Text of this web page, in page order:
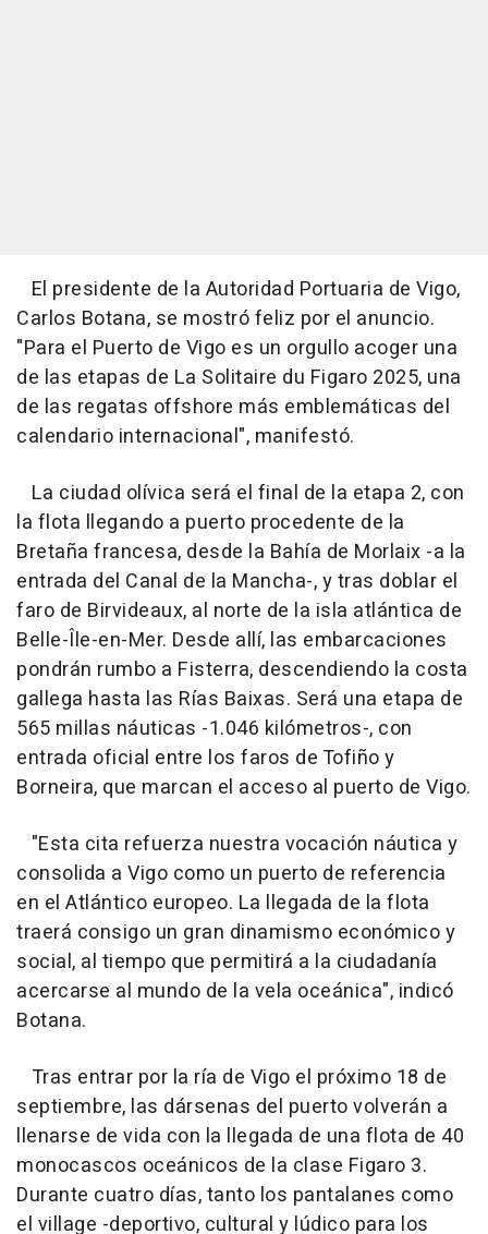
El presidente de la Autoridad Portuaria de Vigo,
Carlos Botana, se mostró feliz por el anuncio.
"Para el Puerto de Vigo es un orgullo acoger una
de las etapas de La Solitaire du Figaro 2025, una
de las regatas offshore más emblemáticas del
calendario internacional", manifestó.
La ciudad olívica será el final de la etapa 2, con
la flota llegando a puerto procedente de la
Bretaña francesa, desde la Bahía de Morlaix -a la
entrada del Canal de la Mancha-, y tras doblar el
faro de Birvideaux, al norte de la isla atlántica de
Belle-Île-en-Mer. Desde allí, las embarcaciones
pondrán rumbo a Fisterra, descendiendo la costa
gallega hasta las Rías Baixas. Será una etapa de
565 millas náuticas -1.046 kilómetros-, con
entrada oficial entre los faros de Tofiño y
Borneira, que marcan el acceso al puerto de Vigo.
"Esta cita refuerza nuestra vocación náutica y
consolida a Vigo como un puerto de referencia
en el Atlántico europeo. La llegada de la flota
traerá consigo un gran dinamismo económico y
social, al tiempo que permitirá a la ciudadanía
acercarse al mundo de la vela oceánica", indicó
Botana.
Tras entrar por la ría de Vigo el próximo 18 de
septiembre, las dársenas del puerto volverán a
llenarse de vida con la llegada de una flota de 40
monocascos oceánicos de la clase Figaro 3.
Durante cuatro días, tanto los pantalanes como
el village -deportivo, cultural y lúdico para los